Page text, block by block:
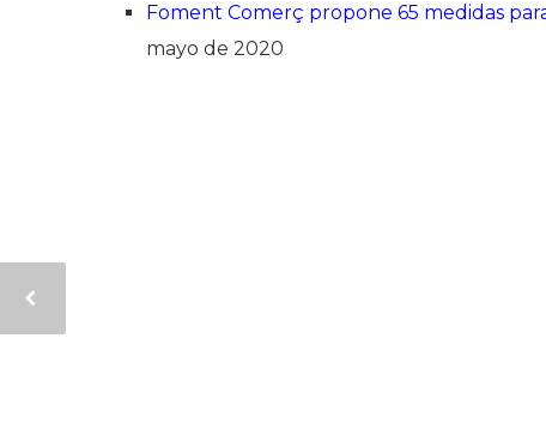
Foment Comerç propone 65 medidas
mayo de 2020